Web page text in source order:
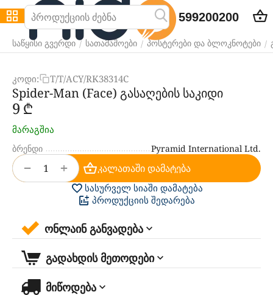
599200200
საწყისი გვერდი / სათამაშოები / პოსტერები და ბლოკნოტები /
კოდი: T/T/ACY/RK38314C
Spider-Man (Face) გასაღების საკიდი
‍9‍ ₾
მარაგშია
ბრენდი Pyramid International Ltd.
+
− კალათაში დამატება
სასურველ სიაში დამატება
პროდუქციის შედარება
ონლაინ განვადება
გადახდის მეთოდები
მიწოდება